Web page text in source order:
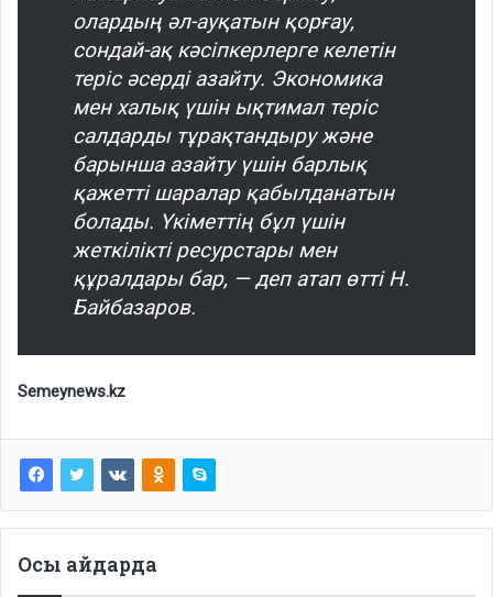
олардың әл-ауқатын қорғау,
сондай-ақ кәсіпкерлерге келетін
теріс әсерді азайту. Экономика
мен халық үшін ықтимал теріс
салдарды тұрақтандыру және
барынша азайту үшін барлық
қажетті шаралар қабылданатын
болады. Үкіметтің бұл үшін
жеткілікті ресурстары мен
құралдары бар, — деп атап өтті Н.
Байбазаров.
Semeynews.kz
Осы айдарда